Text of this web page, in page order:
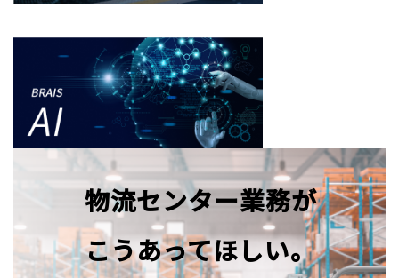
物流センター業務が
こうあってほしい。